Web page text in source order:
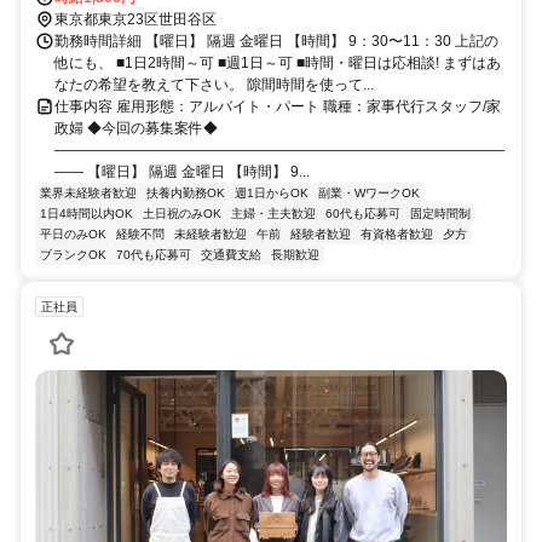
東京都東京23区世田谷区
勤務時間詳細 【曜日】 隔週 金曜日 【時間】 9：30〜11：30 上記の
他にも、 ■1日2時間～可 ■週1日～可 ■時間・曜日は応相談! まずはあ
なたの希望を教えて下さい。 隙間時間を使って...
仕事内容 雇用形態：アルバイト・パート 職種：家事代行スタッフ/家
政婦 ◆今回の募集案件◆
―――――――――――――――――――――――――――――――
―― 【曜日】 隔週 金曜日 【時間】 9...
業界未経験者歓迎 扶養内勤務OK 週1日からOK
副業・WワークOK
1日4時間以内OK
土日祝のみOK 主婦・主夫歓迎 60代も応募可
固定時間制
平日のみOK
経験不問 未経験者歓迎 午前 経験者歓迎 有資格者歓迎
夕方
ブランクOK
70代も応募可 交通費支給 長期歓迎
正社員